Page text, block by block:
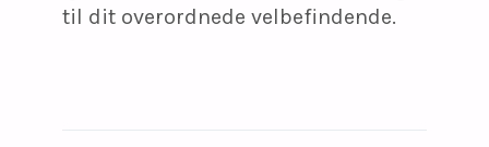
til dit overordnede velbefindende.